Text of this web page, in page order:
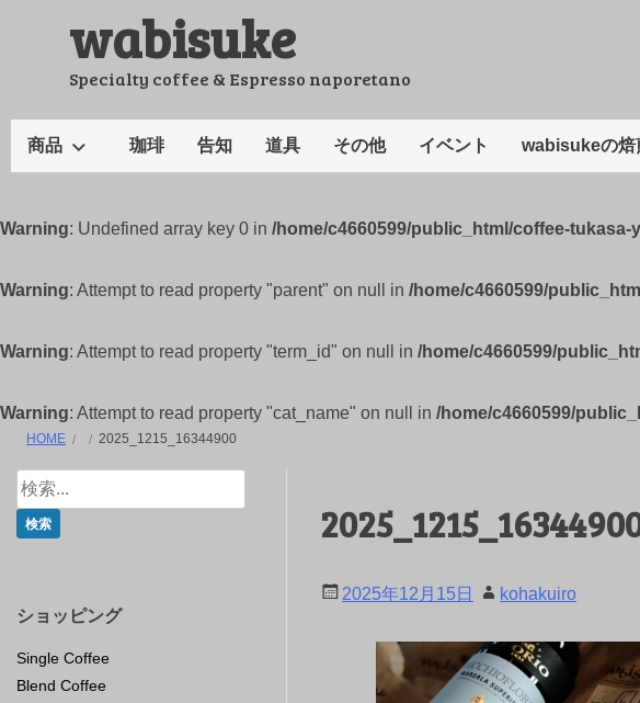
キ
プ
wabisuke
Specialty coffee & Espresso naporetano
商品 珈琲 告知 道具 その他 イベント wabisukeの焙
Warning: Undefined array key 0 in /home/c4660599/public_html/coffee-
Warning: Attempt to read property "parent" on null in /home/c4660599/
Warning: Attempt to read property "term_id" on null in /home/c4660599/
Warning: Attempt to read property "cat_name" on null in /home/c4660599/
HOME 2025_1215_16344900
2025年12月15日 kohakuiro
ショッピング
Single Coffee
Blend Coffee